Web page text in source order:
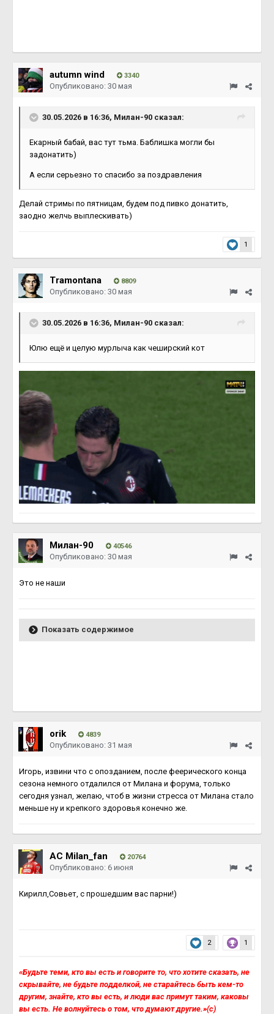
autumn wind 3340
Опубликовано: 30 мая
30.05.2026 в 16:36, Милан-90 сказал:
Екарный бабай, вас тут тьма. Баблишка могли бы
задонатить)
А если серьезно то спасибо за поздравления
Делай стримы по пятницам, будем под пивко донатить,
заодно желчь выплескивать)
1
Tramontana 8809
Опубликовано: 30 мая
30.05.2026 в 16:36, Милан-90 сказал:
Юлю ещё и целую мурлыча как чеширский кот
Милан-90 40546
Опубликовано: 30 мая
Это не наши
Показать содержимое
orik 4839
Опубликовано: 31 мая
Игорь, извини что с опозданием, после феерического конца
сезона немного отдалился от Милана и форума, только
сегодня узнал, желаю, чтоб в жизни стресса от Милана стало
меньше ну и крепкого здоровья конечно же.
AC Milan_fan 20764
Опубликовано: 6 июня
Кирилл,Совьет, с прошедшим вас парни!)
2 1
«Будьте теми, кто вы есть и говорите то, что хотите сказать, не
скрывайте, не будьте подделкой, не старайтесь быть кем-то
другим, знайте, кто вы есть, и люди вас примут таким, каковы
вы есть. Не волнуйтесь о том, что думают другие.»(с)